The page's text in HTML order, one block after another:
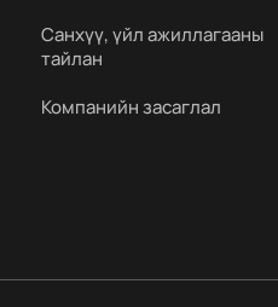
Санхүү, үйл ажиллагааны
тайлан
Компанийн засаглал